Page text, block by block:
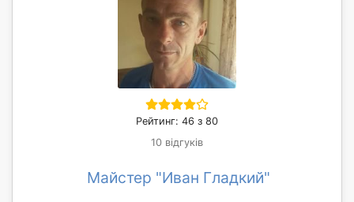
Рейтинг: 46 з 80
10 відгуків
Майстер "Иван Гладкий"